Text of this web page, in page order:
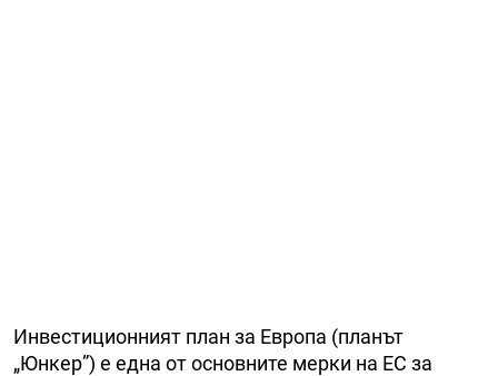
Инвестиционният план за Европа (планът
„Юнкер”) е една от основните мерки на ЕС за